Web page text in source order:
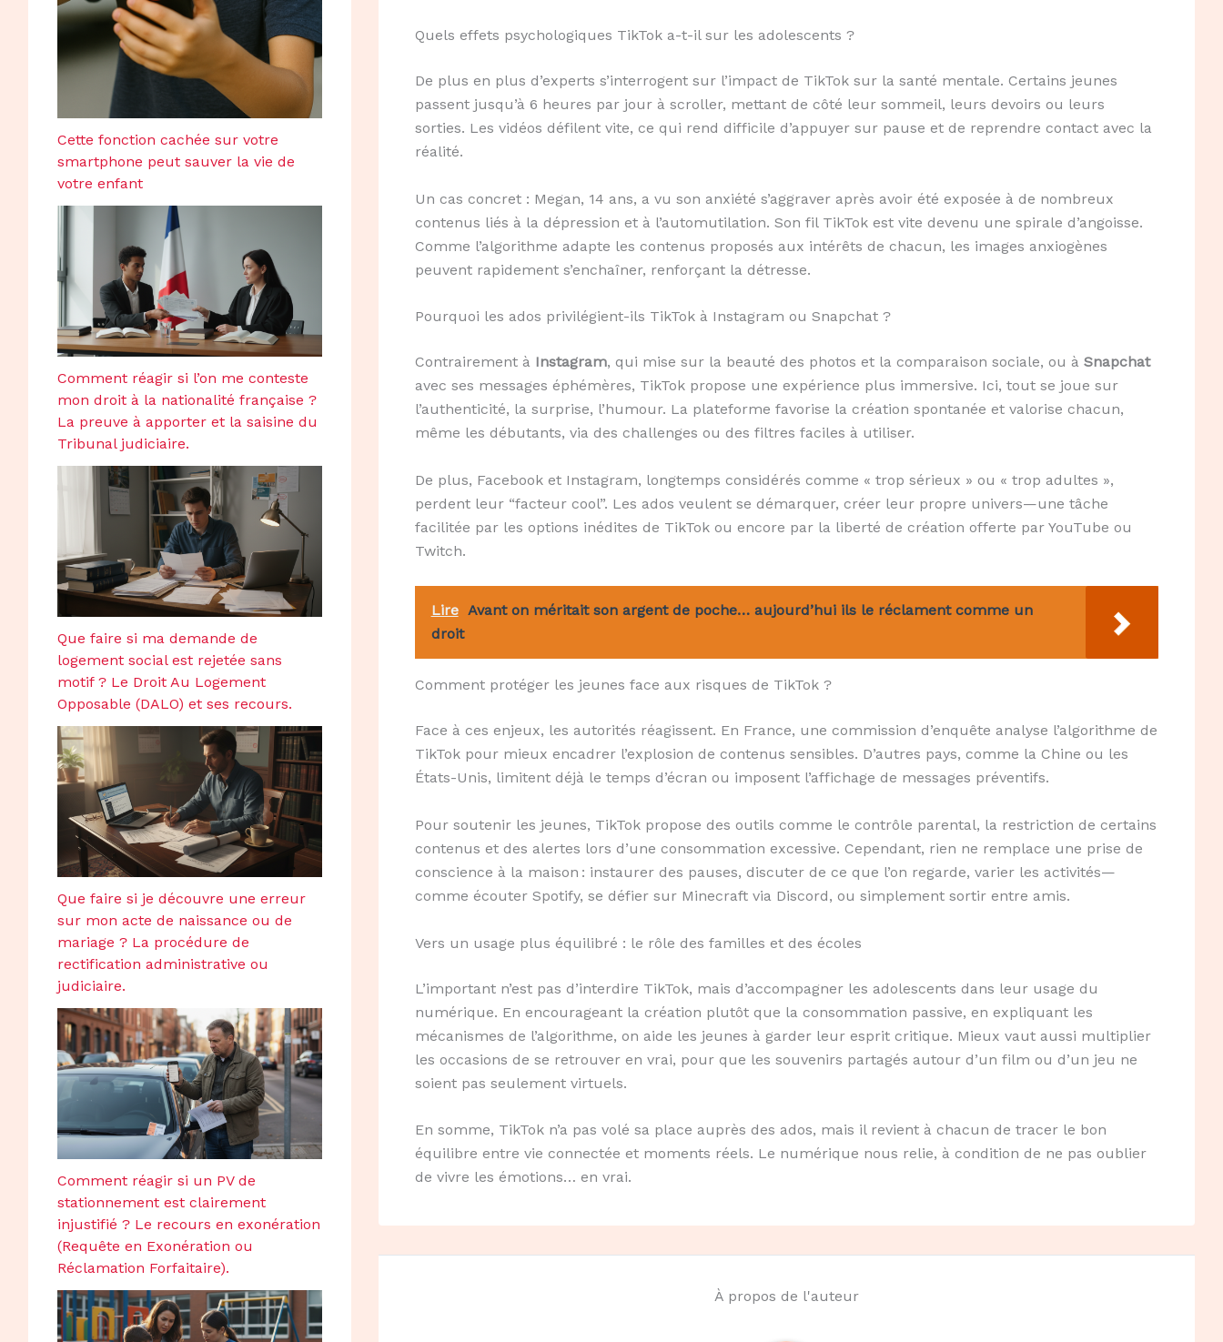
Cette fonction cachée sur votre
smartphone peut sauver la vie de
votre enfant
Comment réagir si l’on me conteste
mon droit à la nationalité française ?
La preuve à apporter et la saisine du
Tribunal judiciaire.
Que faire si ma demande de
logement social est rejetée sans
motif ? Le Droit Au Logement
Opposable (DALO) et ses recours.
Que faire si je découvre une erreur
sur mon acte de naissance ou de
mariage ? La procédure de
rectification administrative ou
judiciaire.
Comment réagir si un PV de
stationnement est clairement
injustifié ? Le recours en exonération
(Requête en Exonération ou
Réclamation Forfaitaire).
Quels effets psychologiques TikTok a-t-il sur les adolescents ?
De plus en plus d’experts s’interrogent sur l’impact de TikTok sur la santé mentale. Certains jeunes
passent jusqu’à 6 heures par jour à scroller, mettant de côté leur sommeil, leurs devoirs ou leurs
sorties. Les vidéos défilent vite, ce qui rend difficile d’appuyer sur pause et de reprendre contact avec la
réalité.
Un cas concret : Megan, 14 ans, a vu son anxiété s’aggraver après avoir été exposée à de nombreux
contenus liés à la dépression et à l’automutilation. Son fil TikTok est vite devenu une spirale d’angoisse.
Comme l’algorithme adapte les contenus proposés aux intérêts de chacun, les images anxiogènes
peuvent rapidement s’enchaîner, renforçant la détresse.
Pourquoi les ados privilégient-ils TikTok à Instagram ou Snapchat ?
Contrairement à Instagram, qui mise sur la beauté des photos et la comparaison sociale, ou à Snapchat
avec ses messages éphémères, TikTok propose une expérience plus immersive. Ici, tout se joue sur
l’authenticité, la surprise, l’humour. La plateforme favorise la création spontanée et valorise chacun,
même les débutants, via des challenges ou des filtres faciles à utiliser.
De plus, Facebook et Instagram, longtemps considérés comme « trop sérieux » ou « trop adultes »,
perdent leur “facteur cool”. Les ados veulent se démarquer, créer leur propre univers—une tâche
facilitée par les options inédites de TikTok ou encore par la liberté de création offerte par YouTube ou
Twitch.
Lire Avant on méritait son argent de poche… aujourd’hui ils le réclament comme un
droit
Comment protéger les jeunes face aux risques de TikTok ?
Face à ces enjeux, les autorités réagissent. En France, une commission d’enquête analyse l’algorithme de
TikTok pour mieux encadrer l’explosion de contenus sensibles. D’autres pays, comme la Chine ou les
États-Unis, limitent déjà le temps d’écran ou imposent l’affichage de messages préventifs.
Pour soutenir les jeunes, TikTok propose des outils comme le contrôle parental, la restriction de certains
contenus et des alertes lors d’une consommation excessive. Cependant, rien ne remplace une prise de
conscience à la maison : instaurer des pauses, discuter de ce que l’on regarde, varier les activités—
comme écouter Spotify, se défier sur Minecraft via Discord, ou simplement sortir entre amis.
Vers un usage plus équilibré : le rôle des familles et des écoles
L’important n’est pas d’interdire TikTok, mais d’accompagner les adolescents dans leur usage du
numérique. En encourageant la création plutôt que la consommation passive, en expliquant les
mécanismes de l’algorithme, on aide les jeunes à garder leur esprit critique. Mieux vaut aussi multiplier
les occasions de se retrouver en vrai, pour que les souvenirs partagés autour d’un film ou d’un jeu ne
soient pas seulement virtuels.
En somme, TikTok n’a pas volé sa place auprès des ados, mais il revient à chacun de tracer le bon
équilibre entre vie connectée et moments réels. Le numérique nous relie, à condition de ne pas oublier
de vivre les émotions… en vrai.
À propos de l'auteur